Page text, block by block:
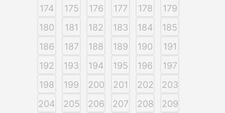
174
175 176 177 178
179
180
181 182 183 184
185
186
187 188 189 190
191
192
193 194 195 196
197
198
199 200 201 202
203
204
205 206 207 208
209